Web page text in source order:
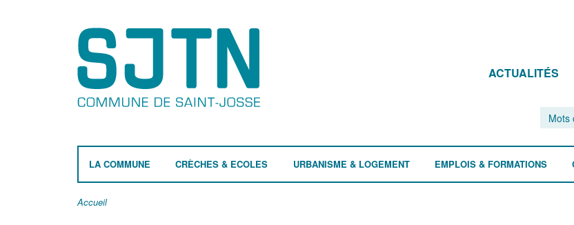
ACTUALITÉS
LA COMMUNE CRÈCHES & ECOLES URBANISME & LOGEMENT EMPLOIS & FORMATIONS
Accueil